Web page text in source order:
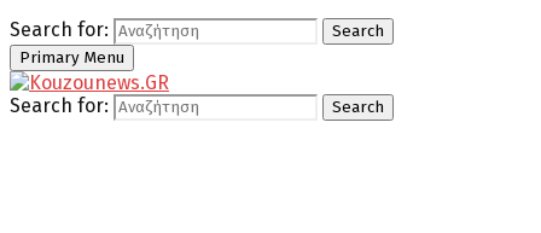
Search for:
Search
Primary Menu
Search for: Search